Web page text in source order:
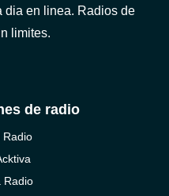
dia en linea. Radios de
limites.
de radio
Radio
Radio